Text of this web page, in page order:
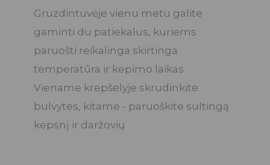
Gruzdintuvėje vienu metu galite
gaminti du patiekalus, kuriems
paruošti reikalinga skirtinga
temperatūra ir kepimo laikas.
Viename krepšelyje skrudinkite
bulvytes, kitame - paruoškite sultingą
kepsnį ir daržovių